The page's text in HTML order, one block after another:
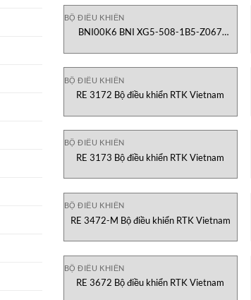
BỘ ĐIỀU KHIỂN
BNI00K6 BNI XG5-508-1B5-Z067
BỘ ĐIỀU KHIỂN
RE 3172 Bộ điều khiển RTK Vietnam
BỘ ĐIỀU KHIỂN
RE 3173 Bộ điều khiển RTK Vietnam
BỘ ĐIỀU KHIỂN
RE 3472-M Bộ điều khiển RTK Vietnam
BỘ ĐIỀU KHIỂN
RE 3672 Bộ điều khiển RTK Vietnam